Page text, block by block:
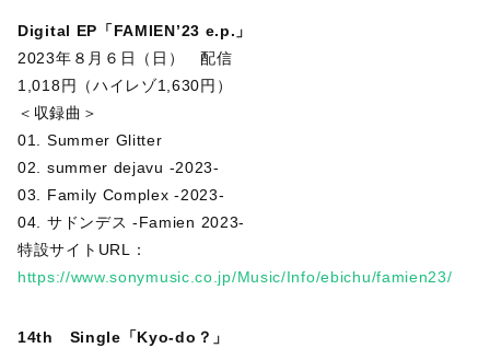
Digital EP「FAMIEN’23 e.p.」
2023年８月６日（日） 配信
1,018円（ハイレゾ1,630円）
＜収録曲＞
01. Summer Glitter
02. summer dejavu -2023-
03. Family Complex -2023-
04. サドンデス -Famien 2023-
特設サイトURL：
https://www.sonymusic.co.jp/Music/Info/ebichu/famien23/
14th Single「Kyo-do？」